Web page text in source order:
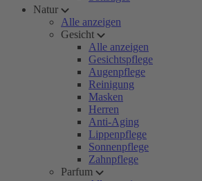
Natur
Alle anzeigen
Gesicht
Alle anzeigen
Gesichtspflege
Augenpflege
Reinigung
Masken
Herren
Anti-Aging
Lippenpflege
Sonnenpflege
Zahnpflege
Parfum